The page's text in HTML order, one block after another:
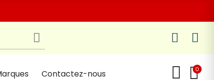
Contactez-nous 0